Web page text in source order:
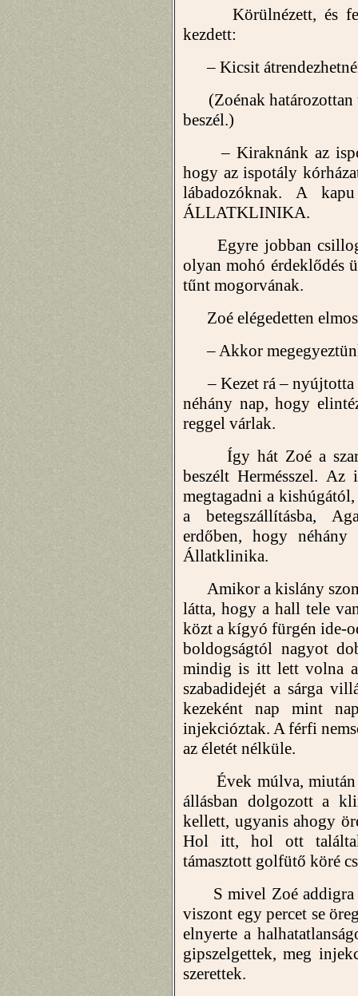
Körülnézett, és
kezdett:
– Kicsit
(Zoénak határozottan
beszél.)
– Kiraknánk az
hogy az ispotály
lábadozóknak. A
ÁLLATKLINIKA.
Egyre jobban
olyan mohó érdeklődés
tűnt mogorvának.
Zoé elégedetten
– Akkor
– Kezet rá – nyújtotta
néhány nap, hogy
reggel várlak.
Így hát Zoé a
beszélt Hermésszel.
megtagadni a
a betegszállításba,
erdőben, hogy
Állatklinika.
Amikor a kislány
látta, hogy a hall tele
közt a kígyó fürgén ide-
boldogságtól nagyot
mindig is itt lett volna
szabadidejét a sárga
kezeként nap mint
injekcióztak. A férfi
az életét nélküle.
Évek múlva, miután
állásban dolgozott a
kellett, ugyanis ahogy
Hol itt, hol ott
támasztott golfütő köré
S mivel Zoé addigra
viszont egy percet se
elnyerte a
gipszelgettek, meg
szerettek.